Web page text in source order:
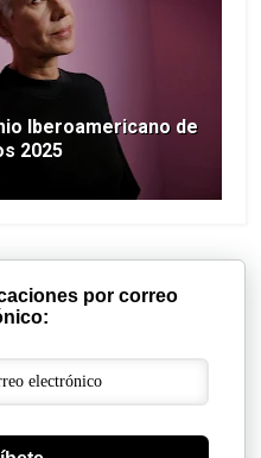
Iberoamericano de
2025
por correo